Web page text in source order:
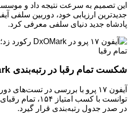
پادشاه جدید دنیای سلفی معرفی کرد.
شکست تمام رقبا در رتبه‌بندی DxOMark
توانست با کسب
در صدر جدول رتبه‌بندی قرار گیرد.